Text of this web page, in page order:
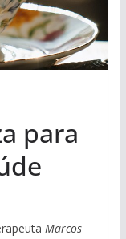
para
Marcos